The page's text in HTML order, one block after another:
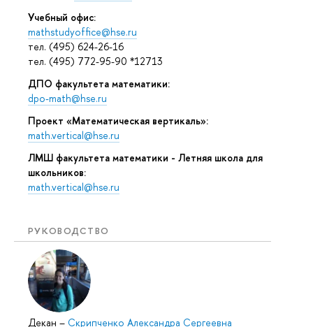
Учебный офис:
mathstudyoffice@hse.ru
тел. (495) 624-26-16
тел. (495) 772-95-90 *12713
ДПО факультета математики:
dpo-math@hse.ru
Проект «Математическая вертикаль»:
math.vertical@hse.ru
ЛМШ факультета математики - Летняя школа для
школьников:
math.vertical@hse.ru
РУКОВОДСТВО
Декан – Скрипченко Александра Сергеевна